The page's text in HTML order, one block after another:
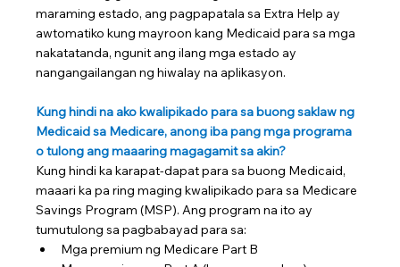
maraming estado, ang pagpapatala sa Extra Help ay
awtomatiko kung mayroon kang Medicaid para sa mga
nakatatanda, ngunit ang ilang mga estado ay
nangangailangan ng hiwalay na aplikasyon.
Kung hindi na ako kwalipikado para sa buong saklaw ng
Medicaid sa Medicare, anong iba pang mga programa
o tulong ang maaaring magagamit sa akin?
Kung hindi ka karapat-dapat para sa buong Medicaid,
maaari ka pa ring maging kwalipikado para sa Medicare
Savings Program (MSP). Ang program na ito ay
tumutulong sa pagbabayad para sa:
Mga premium ng Medicare Part B